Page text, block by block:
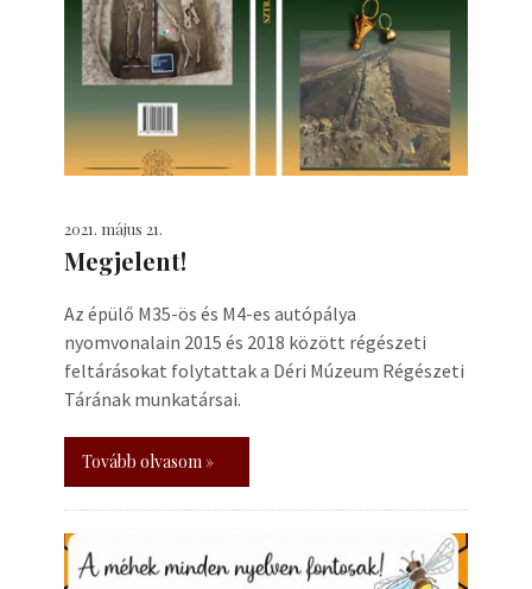
2021. május 21.
Megjelent!
Az épülő M35-ös és M4-es autópálya
nyomvonalain 2015 és 2018 között régészeti
feltárásokat folytattak a Déri Múzeum Régészeti
Tárának munkatársai.
Tovább olvasom »